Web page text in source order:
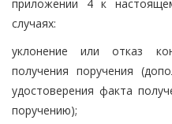
приложении 4 к
случаях:
уклонение или отказ
получения поручения
удостоверения факта
поручению);